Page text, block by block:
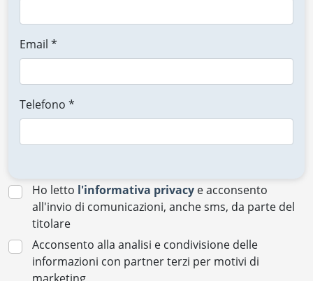
Email *
Telefono *
Ho letto l'informativa privacy e acconsento
all'invio di comunicazioni, anche sms, da parte del
titolare
Acconsento alla analisi e condivisione delle
informazioni con partner terzi per motivi di